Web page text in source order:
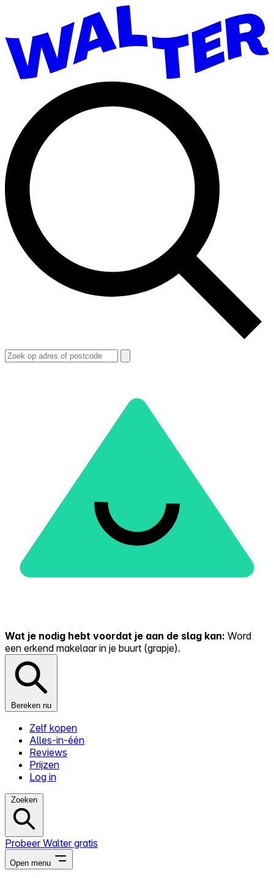
Wat je nodig hebt voordat je aan de slag kan: Word
een erkend makelaar in je buurt (grapje).
Bereken nu
Zelf kopen
Alles-in-één
Reviews
Prijzen
Log in
Zoeken
Probeer Walter gratis
Open menu